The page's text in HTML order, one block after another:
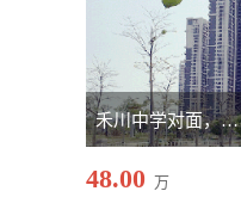
禾川中学对面，复式房
48.00 万